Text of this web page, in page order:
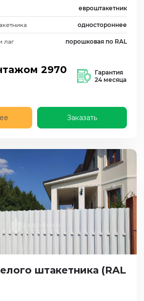
евроштакетник
одностороннее
лаг порошковая по RAL
2970
Гарантия
24 месяца
Заказать
штакетника (RAL